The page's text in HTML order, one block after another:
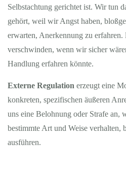
Selbstachtung gerichtet ist. Wir tun
gehört, weil wir Angst haben,
erwarten, Anerkennung zu
verschwinden, wenn wir sicher
Handlung erfahren könnte.
Externe Regulation erzeugt eine
konkreten, spezifischen äußeren
uns eine Belohnung oder Strafe an,
bestimmte Art und Weise verhalten,
ausführen.